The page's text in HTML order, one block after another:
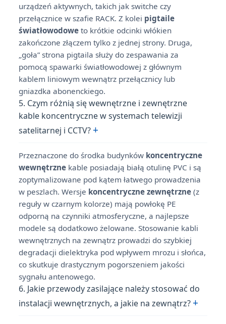
urządzeń aktywnych, takich jak switche czy
przełącznice w szafie RACK. Z kolei pigtaile
światłowodowe to krótkie odcinki włókien
zakończone złączem tylko z jednej strony. Druga,
„goła” strona pigtaila służy do zespawania za
pomocą spawarki światłowodowej z głównym
kablem liniowym wewnątrz przełącznicy lub
gniazdka abonenckiego.
5. Czym różnią się wewnętrzne i zewnętrzne
kable koncentryczne w systemach telewizji
satelitarnej i CCTV? +
Przeznaczone do środka budynków koncentryczne
wewnętrzne kable posiadają białą otulinę PVC i są
zoptymalizowane pod kątem łatwego prowadzenia
w peszlach. Wersje koncentryczne zewnętrzne (z
reguły w czarnym kolorze) mają powłokę PE
odporną na czynniki atmosferyczne, a najlepsze
modele są dodatkowo żelowane. Stosowanie kabli
wewnętrznych na zewnątrz prowadzi do szybkiej
degradacji dielektryka pod wpływem mrozu i słońca,
co skutkuje drastycznym pogorszeniem jakości
sygnału antenowego.
6. Jakie przewody zasilające należy stosować do
instalacji wewnętrznych, a jakie na zewnątrz? +